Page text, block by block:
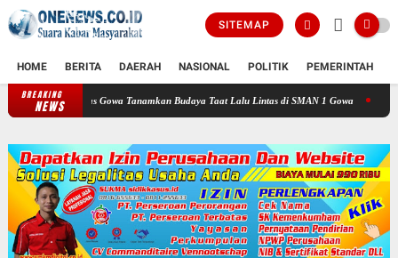
SITEMAP
HOME BERITA DAERAH NASIONAL POLITIK PEMERINTAH
BREAKING
NEWS
Gowa Tanamkan Budaya Taat Lalu Lintas di SMAN 1 Gowa Pemkot Makassar